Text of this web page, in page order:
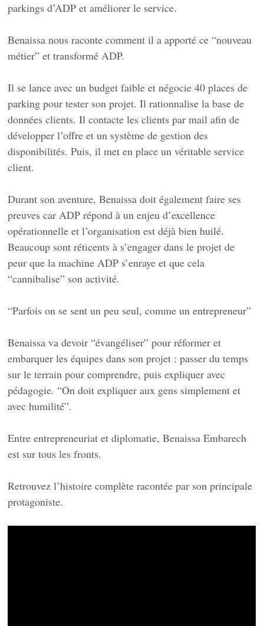
parkings d’ADP et améliorer le service.
Benaissa nous raconte comment il a apporté ce “nouveau
métier” et transformé ADP.
Il se lance avec un budget faible et négocie 40 places de
parking pour tester son projet. Il rationnalise la base de
données clients. Il contacte les clients par mail afin de
développer l’offre et un système de gestion des
disponibilités. Puis, il met en place un véritable service
client.
Durant son aventure, Benaissa doit également faire ses
preuves car ADP répond à un enjeu d’excellence
opérationnelle et l’organisation est déjà bien huilé.
Beaucoup sont réticents à s’engager dans le projet de
peur que la machine ADP s’enraye et que cela
“cannibalise” son activité.
“Parfois on se sent un peu seul, comme un entrepreneur”
Benaissa va devoir “évangéliser” pour réformer et
embarquer les équipes dans son projet : passer du temps
sur le terrain pour comprendre, puis expliquer avec
pédagogie. “On doit expliquer aux gens simplement et
avec humilité”.
Entre entrepreneuriat et diplomatie, Benaissa Embarech
est sur tous les fronts.
Retrouvez l’histoire complète racontée par son principale
protagoniste.